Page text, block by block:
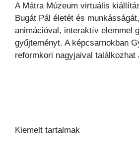
A Mátra Múzeum virtuális
Bugát Pál életét és
animációval, interaktív elemmel
gyűjteményt. A képcsarnokban
reformkori nagyjaival találkozhat
Kiemelt tartalmak